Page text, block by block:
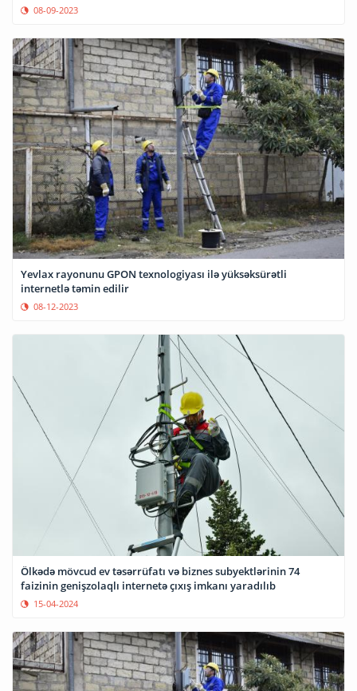
08-09-2023
Yevlax rayonunu GPON texnologiyası ilə yüksəksürətli
internetlə təmin edilir
08-12-2023
Ölkədə mövcud ev təsərrüfatı və biznes subyektlərinin 74
faizinin genişzolaqlı internetə çıxış imkanı yaradılıb
15-04-2024